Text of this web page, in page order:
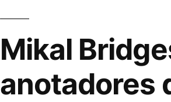
Oklahoma
City
cambia
Mikal
anotadores